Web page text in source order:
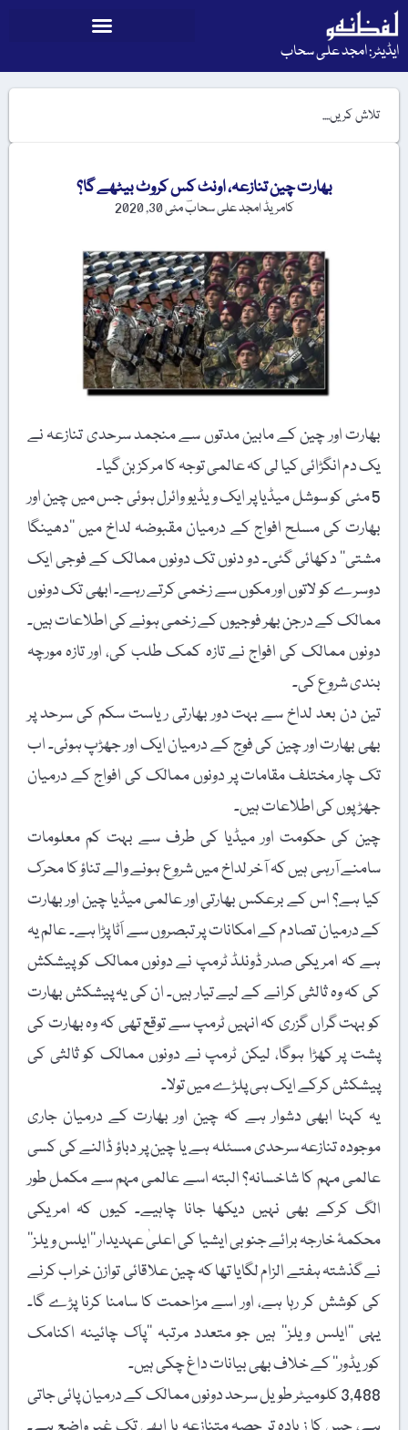
ایڈیٹر: امجد علی سحاب
بھارت چین تنازعہ، اونٹ کس کروٹ بیٹھے گا؟
کامریڈ امجد علی سحابؔمئی 30, 2020
بھارت اور چین کے مابین مدتوں سے منجمد سرحدی تنازعہ نے
یک دم انگڑائی کیا لی کہ عالمی توجہ کا مرکز بن گیا۔
5 مئی کو سوشل میڈیا پر ایک ویڈیو وائرل ہوئی جس میں چین اور
بھارت کی مسلح افواج کے درمیان مقبوضہ لداخ میں ’’دھینگا
مشتی‘‘ دکھائی گئی۔ دو دنوں تک دونوں ممالک کے فوجی ایک
دوسرے کو لاتوں اور مکوں سے زخمی کرتے رہے۔ ابھی تک دونوں
ممالک کے درجن بھر فوجیوں کے زخمی ہونے کی اطلاعات ہیں۔
دونوں ممالک کی افواج نے تازہ کمک طلب کی، اور تازہ مورچہ
بندی شروع کی۔
تین دن بعد لداخ سے بہت دور بھارتی ریاست سکم کی سرحد پر
بھی بھارت اور چین کی فوج کے درمیان ایک اور جھڑپ ہوئی۔ اب
تک چار مختلف مقامات پر دونوں ممالک کی افواج کے درمیان
جھڑپوں کی اطلاعات ہیں۔
چین کی حکومت اور میڈیا کی طرف سے بہت کم معلومات
سامنے آرہی ہیں کہ آخر لداخ میں شروع ہونے والے تناؤ کا محرک
کیا ہے؟ اس کے برعکس بھارتی اور عالمی میڈیا چین اور بھارت
کے درمیان تصادم کے امکانات پر تبصروں سے اَٹا پڑا ہے۔ عالم یہ
ہے کہ امریکی صدر ڈونلڈ ٹرمپ نے دونوں ممالک کو پیشکش
کی کہ وہ ثالثی کرانے کے لیے تیار ہیں۔ ان کی یہ پیشکش بھارت
کو بہت گراں گزری کہ انہیں ٹرمپ سے توقع تھی کہ وہ بھارت کی
پشت پر کھڑا ہوگا، لیکن ٹرمپ نے دونوں ممالک کو ثالثی کی
پیشکش کرکے ایک ہی پلڑے میں تولا۔
یہ کہنا ابھی دشوار ہے کہ چین اور بھارت کے درمیان جاری
موجودہ تنازعہ سرحدی مسئلہ ہے یا چین پر دباؤ ڈالنے کی کسی
عالمی مہم کا شاخسانہ؟ البتہ اسے عالمی مہم سے مکمل طور
الگ کرکے بھی نہیں دیکھا جانا چاہیے۔ کیوں کہ امریکی
محکمۂ خارجہ برائے جنوبی ایشیا کی اعلیٰ عہدیدار ’’ایلس ویلز‘‘
نے گذشتہ ہفتے الزام لگایا تھا کہ چین علاقائی توازن خراب کرنے
کی کوشش کر رہا ہے، اور اسے مزاحمت کا سامنا کرنا پڑے گا۔
یہی ’’ایلس ویلز‘‘ ہیں جو متعدد مرتبہ ’’پاک چائینہ اکنامک
کوریڈور‘‘ کے خلاف بھی بیانات داغ چکی ہیں۔
3,488 کلومیٹر طویل سرحد دونوں ممالک کے درمیان پائی جاتی